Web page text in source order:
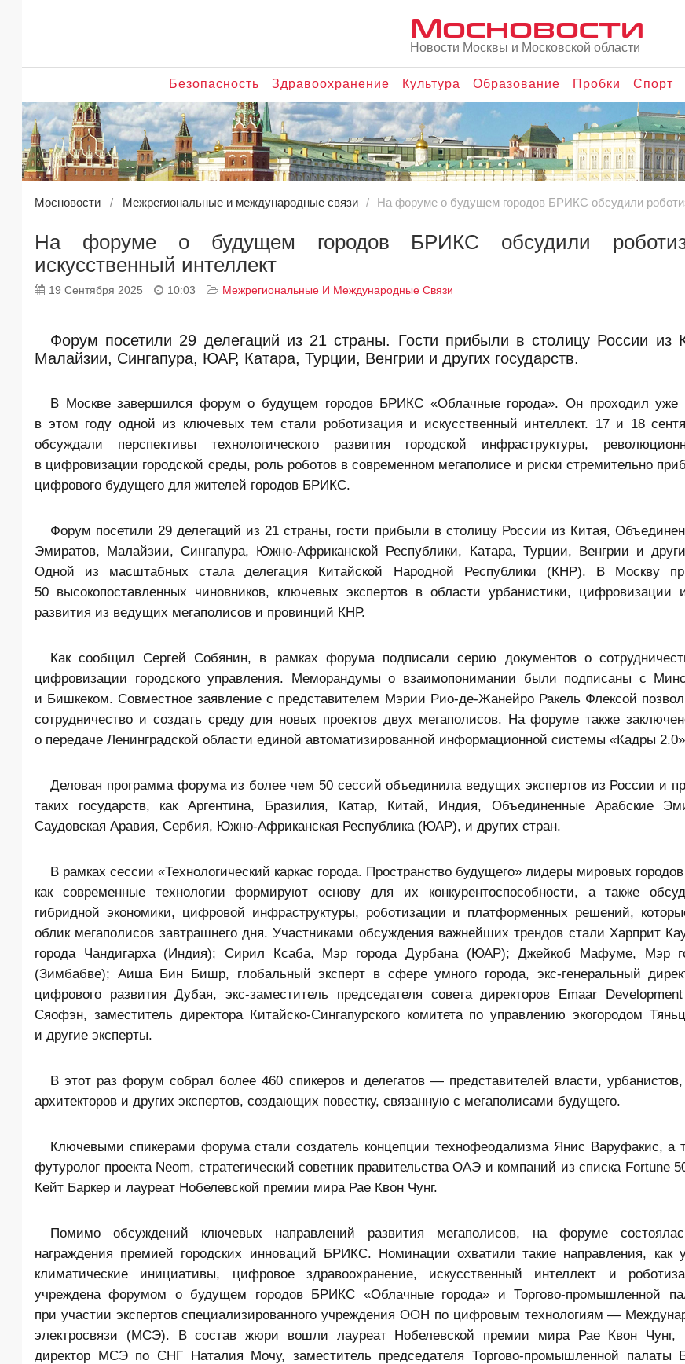
Мосновости
Новости Москвы и Московской области
Безопасность Здравоохранение Культура Образование Пробки Спорт
Мосновости Межрегиональные и международные связи На форуме о будущем городов БРИКС обсудили
На форуме о будущем городов БРИКС обсудили
искусственный интеллект
19 Сентября 2025 10:03 Межрегиональные И Международные Связи
Форум посетили 29 делегаций из 21 страны. Гости прибыли в столицу России из
Малайзии, Сингапура, ЮАР, Катара, Турции, Венгрии и других государств.
В Москве завершился форум о будущем городов БРИКС «Облачные города». Он проходил уже
в этом году одной из ключевых тем стали роботизация и искусственный интеллект. 17 и 18
обсуждали перспективы технологического развития городской инфраструктуры,
в цифровизации городской среды, роль роботов в современном мегаполисе и риски стремительно
цифрового будущего для жителей городов БРИКС.
Форум посетили 29 делегаций из 21 страны, гости прибыли в столицу России из Китая,
Эмиратов, Малайзии, Сингапура, Южно-Африканской Республики, Катара, Турции, Венгрии и
Одной из масштабных стала делегация Китайской Народной Республики (КНР). В Москву
50 высокопоставленных чиновников, ключевых экспертов в области урбанистики, цифровизации
развития из ведущих мегаполисов и провинций КНР.
Как сообщил Сергей Собянин, в рамках форума подписали серию документов о
цифровизации городского управления. Меморандумы о взаимопонимании были подписаны с
и Бишкеком. Совместное заявление с представителем Мэрии Рио-де-Жанейро Ракель Флексой
сотрудничество и создать среду для новых проектов двух мегаполисов. На форуме также
о передаче Ленинградской области единой автоматизированной информационной системы «Кадры
Деловая программа форума из более чем 50 сессий объединила ведущих экспертов из России и
таких государств, как Аргентина, Бразилия, Катар, Китай, Индия, Объединенные Арабские
Саудовская Аравия, Сербия, Южно-Африканская Республика (ЮАР), и других стран.
В рамках сессии «Технологический каркас города. Пространство будущего» лидеры мировых
как современные технологии формируют основу для их конкурентоспособности, а также
гибридной экономики, цифровой инфраструктуры, роботизации и платформенных решений,
облик мегаполисов завтрашнего дня. Участниками обсуждения важнейших трендов стали Харприт
города Чандигарха (Индия); Сирил Ксаба, Мэр города Дурбана (ЮАР); Джейкоб Мафуме, Мэр
(Зимбабве); Аиша Бин Бишр, глобальный эксперт в сфере умного города, экс-генеральный
цифрового развития Дубая, экс-заместитель председателя совета директоров Emaar
Сяофэн, заместитель директора Китайско-Сингапурского комитета по управлению экогородом
и другие эксперты.
В этот раз форум собрал более 460 спикеров и делегатов — представителей власти, урбанистов,
архитекторов и других экспертов, создающих повестку, связанную с мегаполисами будущего.
Ключевыми спикерами форума стали создатель концепции технофеодализма Янис Варуфакис, а
футуролог проекта Neom, стратегический советник правительства ОАЭ и компаний из списка Fortune
Кейт Баркер и лауреат Нобелевской премии мира Рае Квон Чунг.
Помимо обсуждений ключевых направлений развития мегаполисов, на форуме
награждения премией городских инноваций БРИКС. Номинации охватили такие направления, как
климатические инициативы, цифровое здравоохранение, искусственный интеллект и
учреждена форумом о будущем городов БРИКС «Облачные города» и Торгово-промышленной
при участии экспертов специализированного учреждения ООН по цифровым технологиям —
электросвязи (МСЭ). В состав жюри вошли лауреат Нобелевской премии мира Рае Квон Чунг,
директор МСЭ по СНГ Наталия Мочу, заместитель председателя Торгово-промышленной